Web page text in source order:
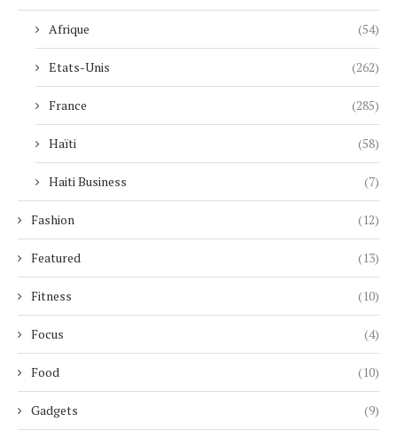
Afrique (54)
Etats-Unis (262)
France (285)
Haïti (58)
Haiti Business (7)
Fashion (12)
Featured (13)
Fitness (10)
Focus (4)
Food (10)
Gadgets (9)